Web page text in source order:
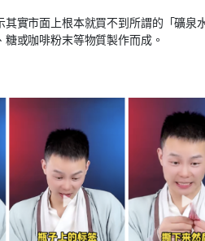
其實市面上根本就買不到所謂的「礦泉
或咖啡粉末等物質製作而成。